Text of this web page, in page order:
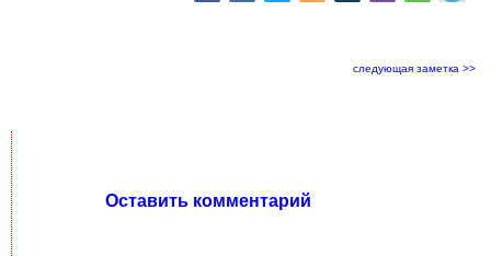
следующая заметка >>
Оставить комментарий